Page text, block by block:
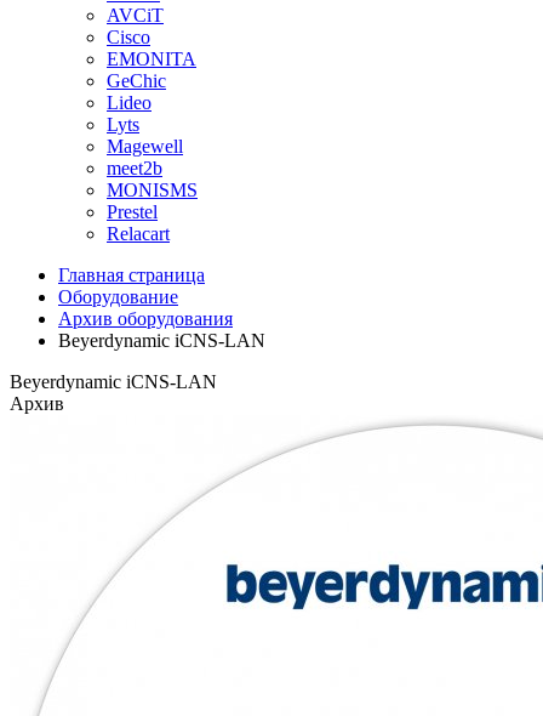
AVCiT
Cisco
EMONITA
GeChic
Lideo
Lyts
Magewell
meet2b
MONISMS
Prestel
Relacart
Главная страница
Оборудование
Архив оборудования
Beyerdynamic iCNS-LAN
Beyerdynamic iCNS-LAN
Архив